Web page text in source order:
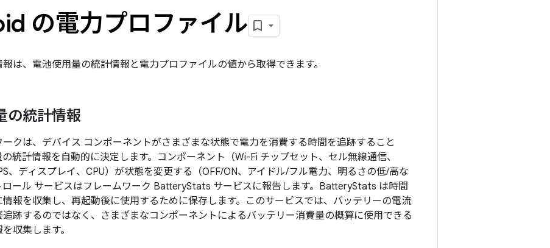
の電力プロファイル
は、電池使用量の統計情報と電力プロファイルの値から取得できます。
の統計情報
ークは、デバイス コンポーネントがさまざまな状態で電力を消費する時間を追跡すること
統計情報を自動的に決定します。コンポーネント（Wi-Fi チップセット、セル無線通信、
、ディスプレイ、CPU）が状態を変更する（OFF/ON、アイドル/フル電力、明るさの低/高な
ロール サービスはフレームワーク BatteryStats サービスに報告します。BatteryStats は時間
報を収集し、再起動後に使用するために保存します。このサービスでは、バッテリーの電流
跡するのではなく、さまざまなコンポーネントによるバッテリー消費量の概算に使用できる
収集します。